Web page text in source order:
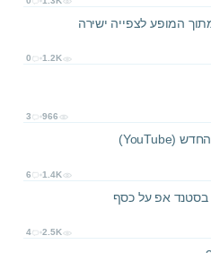
המופע לצפייה ישירה
0 1.2K
3 966
6 1.4K
בסטנד אפ על כסף
4 2.5K